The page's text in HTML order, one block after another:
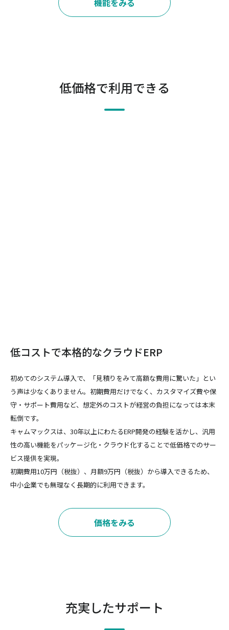
機能をみる
低価格で利用できる
低コストで本格的なクラウドERP
初めてのシステム導入で、「見積りをみて高額な費用に驚いた」とい
う声は少なくありません。初期費用だけでなく、カスタマイズ費や保
守・サポート費用など、想定外のコストが経営の負担になっては本末
転倒です。
キャムマックスは、30年以上にわたるERP開発の経験を活かし、汎用
性の高い機能をパッケージ化・クラウド化することで低価格でのサー
ビス提供を実現。
初期費用10万円（税抜）、月額9万円（税抜）から導入できるため、
中小企業でも無理なく長期的に利用できます。
価格をみる
充実したサポート